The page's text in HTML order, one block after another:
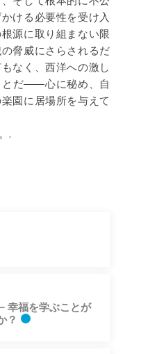
ける必要性を受け入
源に取り組まない限
脅威にさらされるだ
なく、西洋への激し
だ――心に秘め、自
園に居場所を与えて
.
幸福を学ぶことが
？